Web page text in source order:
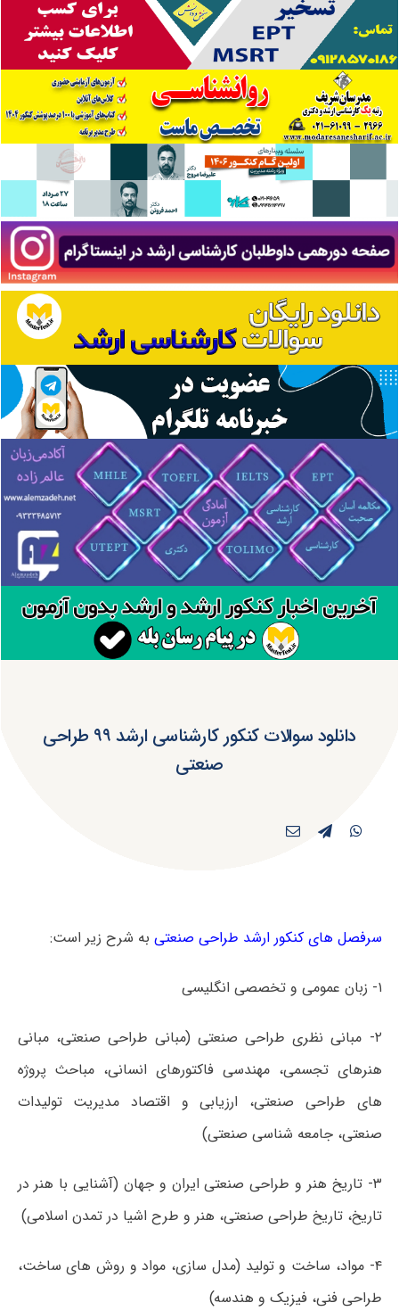
دانلود سوالات کنکور کارشناسی ارشد ۹۹ طراحی
صنعتی
سرفصل های کنکور ارشد طراحی صنعتی به شرح زیر است:
۱- زبان عمومی و تخصصی انگلیسی
۲- مبانی نظری طراحی صنعتی (مبانی طراحی صنعتی، مبانی
هنرهای تجسمی، مهندسی فاکتورهای انسانی، مباحث پروژه
های طراحی صنعتی، ارزیابی و اقتصاد مدیریت تولیدات
صنعتی، جامعه شناسی صنعتی)
۳- تاریخ هنر و طراحی صنعتی ایران و جهان (آشنایی با هنر در
تاریخ، تاریخ طراحی صنعتی، هنر و طرح اشیا در تمدن اسلامی)
۴- مواد، ساخت و تولید (مدل سازی، مواد و روش های ساخت،
طراحی فنی، فیزیک و هندسه)